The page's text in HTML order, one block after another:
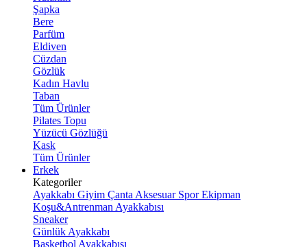
Şapka
Bere
Parfüm
Eldiven
Cüzdan
Gözlük
Kadın Havlu
Taban
Tüm Ürünler
Pilates Topu
Yüzücü Gözlüğü
Kask
Tüm Ürünler
Erkek
Kategoriler
Ayakkabı Giyim Çanta Aksesuar Spor Ekipman
Koşu&Antrenman Ayakkabısı
Sneaker
Günlük Ayakkabı
Basketbol Ayakkabısı